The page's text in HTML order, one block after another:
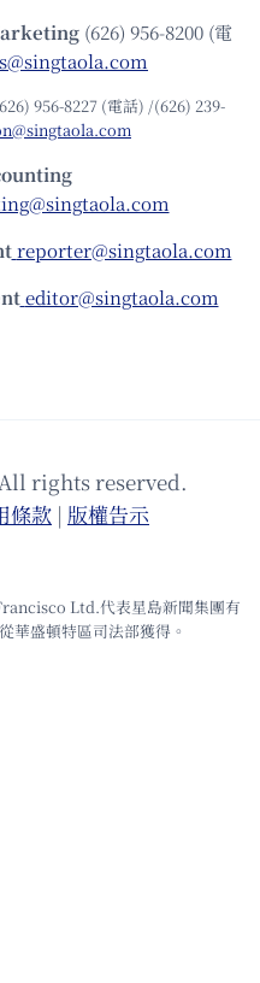
(626) 956-8200 (電
956-8227 (電話) /(626) 239-
reporter@singtaola.com
editor@singtaola.com
rights reserved.
條款 | 版權告⽰
Ltd.代表星島新聞集團有
華盛頓特區司法部獲得。